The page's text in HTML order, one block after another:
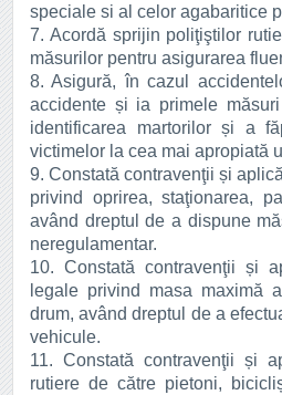
speciale si al celor agabaritice
7. Acordă sprijin poliţiştilor
măsurilor pentru asigurarea
8. Asigură, în cazul
accidente și ia primele
identificarea martorilor și a
victimelor la cea mai apropiată
9. Constată contravenţii și
privind oprirea, staţionarea,
având dreptul de a dispune
neregulamentar.
10. Constată contravenţii și
legale privind masa maximă
drum, având dreptul de a
vehicule.
11. Constată contravenţii și
rutiere de către pietoni,